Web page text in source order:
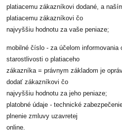
platiacemu zákazníkovi dodané, a
platiacemu zákazníkovi čo
najvyššiu hodnotu za vaše peniaze;
mobilné číslo - za účelom informovania
starostlivosti o platiaceho
zákazníka = právnym základom je
dodať zákazníkovi čo
najvyššiu hodnotu za jeho peniaze;
platobné údaje - technické
plnenie zmluvy uzavretej
online.